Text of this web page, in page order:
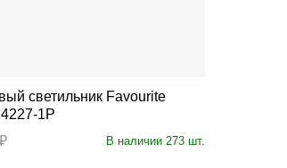
светильник Favourite
1P
В наличии 273 шт.